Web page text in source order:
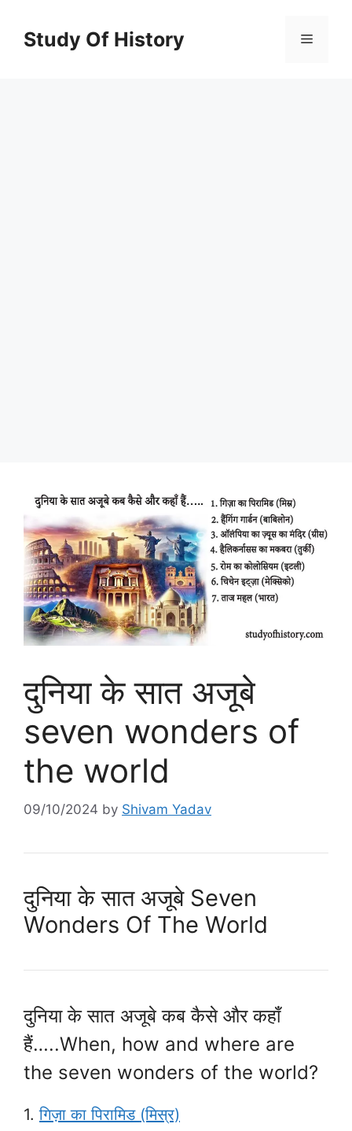
contentStudy Of History Menu
दुनिया के सात अजूबे
seven wonders of
the world
09/10/2024 by Shivam Yadav
दुनिया के सात अजूबे Seven
Wonders Of The World
दुनिया के सात अजूबे कब कैसे और कहाँ
हैं…..When, how and where are
the seven wonders of the world?
1.गिज़ा का पिरामिड (मिस्र)